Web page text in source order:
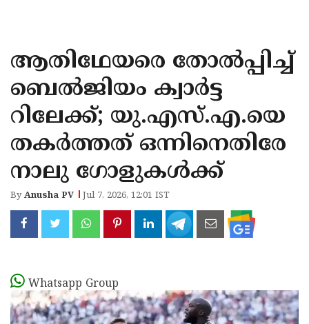
KANNUR
KASARAGOD
ആതിഥേയരെ തോൽപ്പിച്ച്
ബെൽജിയം ക്വാർട്ട
റിലേക്ക്; യു.എസ്.എ.യെ
തകർത്തത് ഒന്നിനെതിരേ
നാലു ഗോളുകൾക്ക്
ByAnusha PV Jul 7, 2026, 12:01 IST
Whatsapp Group